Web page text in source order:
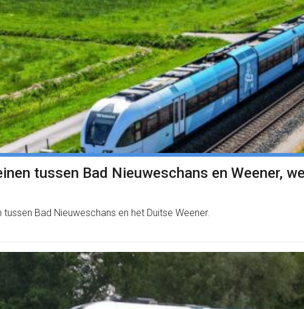
tussen Bad Nieuweschans en Weener,
Bad Nieuweschans en het Duitse Weener.